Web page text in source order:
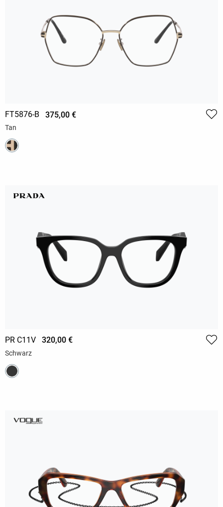
FT5876-B 375,00 €
Tan
PR C11V 320,00 €
Schwarz